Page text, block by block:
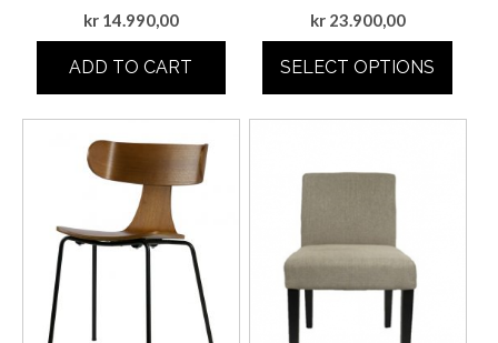
kr14.990,00
ADD TO CART
kr23.900,00
SELECT OPTIONS